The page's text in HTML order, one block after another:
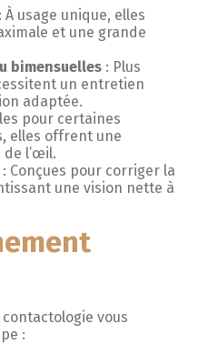
: À usage unique, elles
et une grande
bimensuelles : Plus
un entretien
adaptée.
pour certaines
elles offrent une
l’œil.
: Conçues pour corriger la
une vision nette à
vous
: